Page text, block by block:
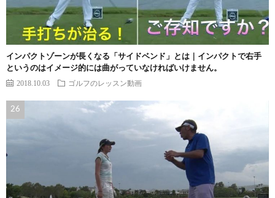
インパクトゾーンが長くなる「サイドベンド」とは｜インパクトで右手
というのはイメージ的には曲がっていなければいけません。
2018.10.03 ゴルフのレッスン動画